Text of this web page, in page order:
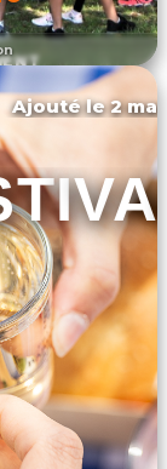
Ajouté le 2